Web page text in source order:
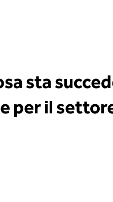
sta
per il